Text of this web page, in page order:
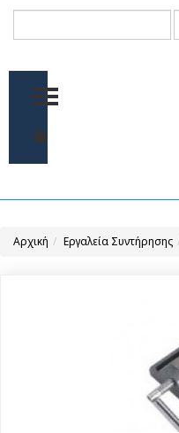
TOGGLE
Αρχική Εργαλεία Συντήρησης